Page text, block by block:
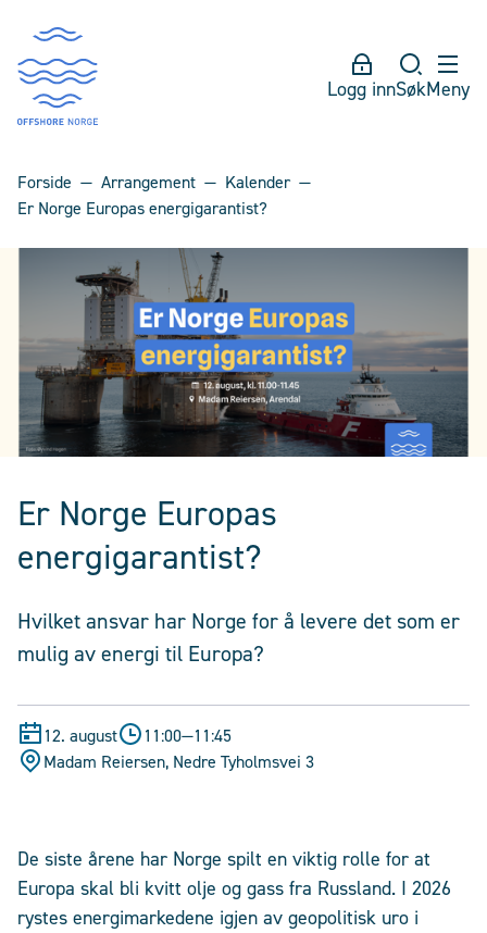
Logg innSøkMeny
Forside Arrangement
Kalender
Er Norge Europas energigarantist?
Er Norge Europas
energigarantist?
Hvilket ansvar har Norge for å levere det som er
mulig av energi til Europa?
12. august 11:00—11:45
Madam Reiersen, Nedre Tyholmsvei 3
De siste årene har Norge spilt en viktig rolle for at
Europa skal bli kvitt olje og gass fra Russland. I 2026
rystes energimarkedene igjen av geopolitisk uro i